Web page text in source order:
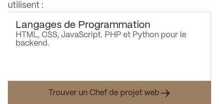
utilisent :
Langages de Programmation
HTML, CSS, JavaScript. PHP et Python pour le
backend.
Trouver un Chef de projet web